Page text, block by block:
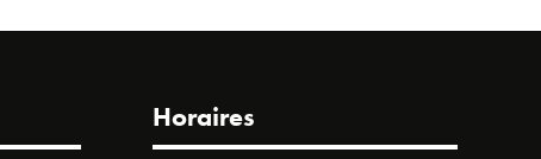
Horaires